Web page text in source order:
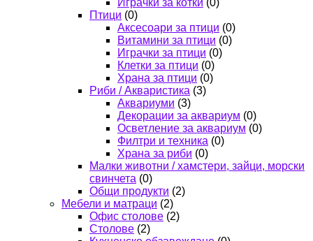
Играчки за котки (0)
Птици (0)
Аксесоари за птици (0)
Витамини за птици (0)
Играчки за птици (0)
Клетки за птици (0)
Храна за птици (0)
Риби / Акваристика (3)
Аквариуми (3)
Декорации за аквариум (0)
Осветление за аквариум (0)
Филтри и техника (0)
Храна за риби (0)
Малки животни / хамстери, зайци, морски
свинчета (0)
Общи продукти (2)
Мебели и матраци (2)
Офис столове (2)
Столове (2)